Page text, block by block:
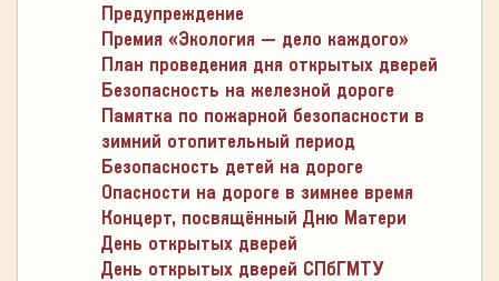
Предупреждение
Премия «Экология – дело каждого»
План проведения дня открытых дверей
Безопасность на железной дороге
Памятка по пожарной безопасности в
зимний отопительный период
Безопасность детей на дороге
Опасности на дороге в зимнее время
Концерт, посвящённый Дню Матери
День открытых дверей
День открытых дверей СПбГМТУ